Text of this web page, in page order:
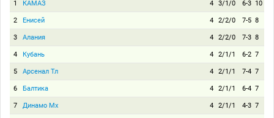
1 КАМАЗ 4 3/1/0 6-3 10
2 Енисей 4 2/2/0 7-5 8
3 Алания 4 2/2/0 7-3 8
4 Кубань 4 2/1/1 6-2 7
5 Арсенал Тл 4 2/1/1 7-4 7
6 Балтика 4 2/1/1 6-4 7
7 Динамо Мх 4 2/1/1 4-3 7